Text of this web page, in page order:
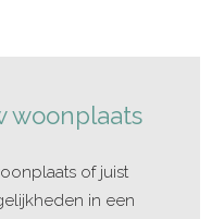
woonplaats
of juist
in een